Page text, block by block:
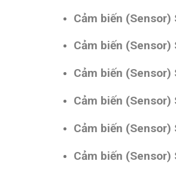
Cảm biến (Sensor)
Cảm biến (Sensor)
Cảm biến (Sensor)
Cảm biến (Sensor)
Cảm biến (Sensor)
Cảm biến (Sensor)